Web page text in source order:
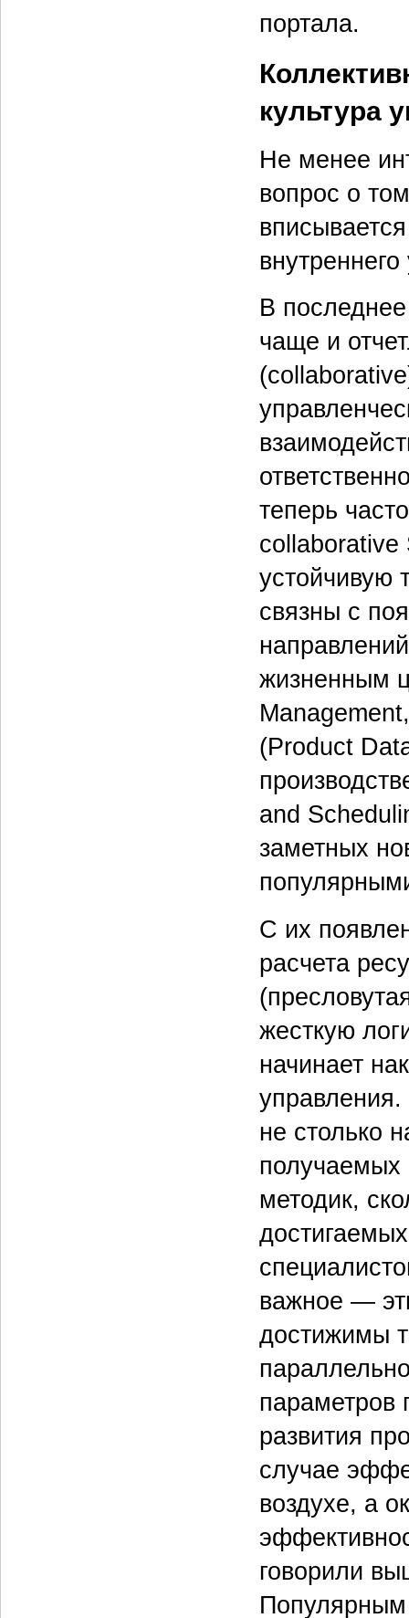
портала.
культура
Не менее
вопрос о
В
чаще и
теперь
устойчивую
связны с
жизненным
(Product
and
заметных
С их
расчета
жесткую
начинает
не столько
получаемых
методик,
важное —
достижимы
параметров
развития
случае
воздухе, а
говорили